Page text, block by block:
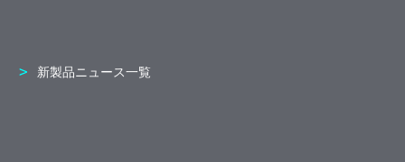
新製品ニュース一覧